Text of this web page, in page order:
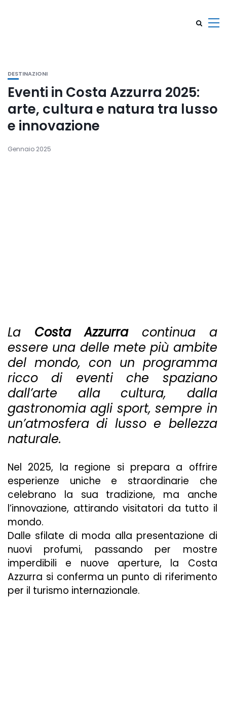
DESTINAZIONI
Eventi in Costa Azzurra 2025:
arte, cultura e natura tra lusso
e innovazione
Gennaio 2025
La Costa Azzurracontinua a
essere una delle mete più ambite
del mondo, con un programma
ricco di eventi che spaziano
dall’arte alla cultura, dalla
gastronomia agli sport, sempre in
un’atmosfera di lusso e bellezza
naturale.
Nel 2025, la regione si prepara a offrire
esperienze uniche e straordinarie che
celebrano la sua tradizione, ma anche
l’innovazione, attirando visitatori da tutto il
mondo.
Dalle sfilate di moda alla presentazione di
nuovi profumi, passando per mostre
imperdibili e nuove aperture, la Costa
Azzurra si conferma un punto di riferimento
per il turismo internazionale.